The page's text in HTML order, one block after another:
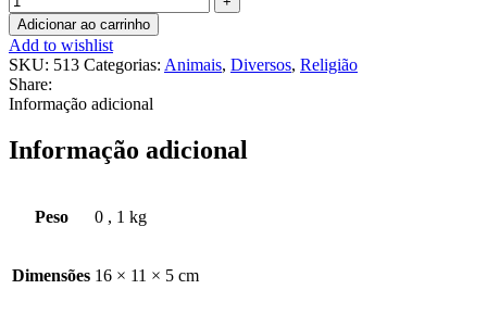
Adicionar ao carrinho
Add to wishlist
SKU: 513 Categorias: Animais, Diversos, Religião
Share:
Informação adicional
Informação adicional
Peso 0 , 1 kg
Dimensões 16 × 11 × 5 cm